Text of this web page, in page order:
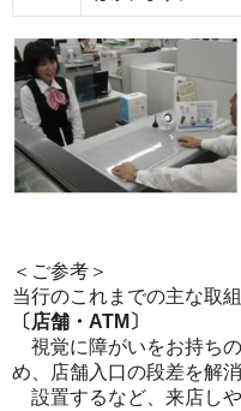
＜ご参考＞
当行のこれまでの主な取
〔店舗・ ATM 〕
視覚に障がいをお持ち
め、店舗入口の段差を解
設置するなど、来店し